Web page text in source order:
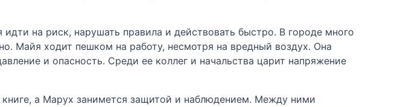
на риск, нарушать правила и действовать быстро. В городе много
Майя ходит пешком на работу, несмотря на вредный воздух. Она
и опасность. Среди ее коллег и начальства царит напряжение
книге, а Марух занимется защитой и наблюдением. Между ними